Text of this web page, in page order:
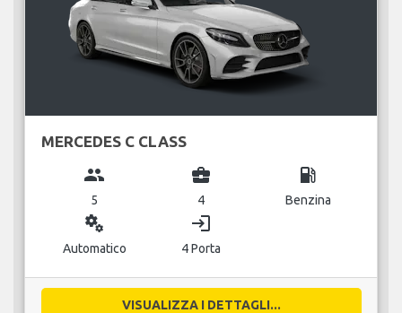
MERCEDES C CLASS
group
5
business_center
4
local_gas_station
Benzina
miscellaneous_services
Automatico
login
4 Porta
VISUALIZZA I DETTAGLI...